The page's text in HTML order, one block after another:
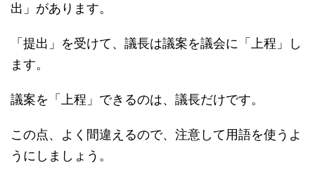
出」があります。
「提出」を受けて、議長は議案を議会に「上程」し
ます。
議案を「上程」できるのは、議長だけです。
この点、よく間違えるので、注意して用語を使うよ
うにしましょう。